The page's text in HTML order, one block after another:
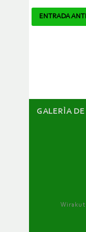
ENTRADA
GALERÌA